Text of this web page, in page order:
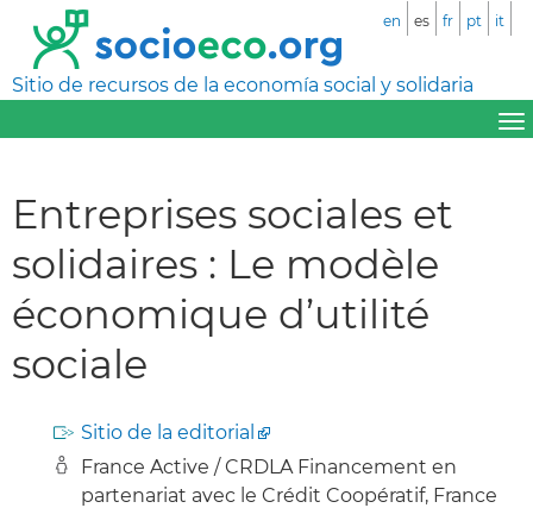
Sitio de recursos de la economía social y solidaria
en es fr pt it
Entreprises sociales et
solidaires : Le modèle
économique d’utilité
sociale
Sitio de la editorial
France Active / CRDLA Financement en
partenariat avec le Crédit Coopératif, France